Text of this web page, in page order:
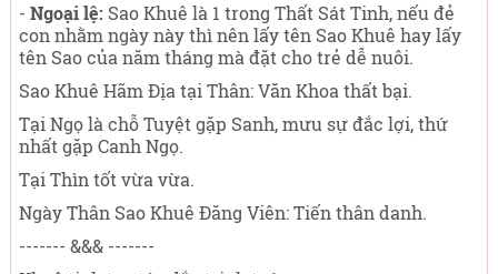
- Ngoại lệ: Sao Khuê là 1 trong Thất Sát Tinh, nếu đẻ
con nhằm ngày này thì nên lấy tên Sao Khuê hay lấy
tên Sao của năm tháng mà đặt cho trẻ dễ nuôi.
Sao Khuê Hãm Địa tại Thân: Văn Khoa thất bại.
Tại Ngọ là chỗ Tuyệt gặp Sanh, mưu sự đắc lợi, thứ
nhất gặp Canh Ngọ.
Tại Thìn tốt vừa vừa.
Ngày Thân Sao Khuê Đăng Viên: Tiến thân danh.
------- &&& -------